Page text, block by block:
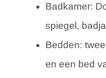
Badkamer:
spiegel,
Bedden:
en een bed